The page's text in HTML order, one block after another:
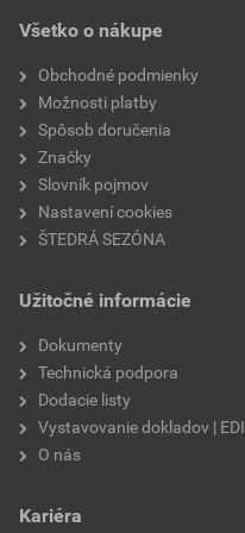
odtieň
povrch
Všetko o nákupe
Obchodné podmienky
Možnosti platby
Spôsob doručenia
Značky
Slovník pojmov
Nastavení cookies
ŠTEDRÁ SEZÓNA
Užitočné informácie
Dokumenty
Technická podpora
Dodacie listy
Vystavovanie dokladov | EDI
O nás
Kariéra